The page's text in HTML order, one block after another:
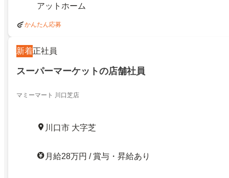
アットホーム
かんたん応募
新着正社員
スーパーマーケットの店舗社員
マミーマート 川口芝店
川口市 大字芝
月給28万円 / 賞与・昇給あり